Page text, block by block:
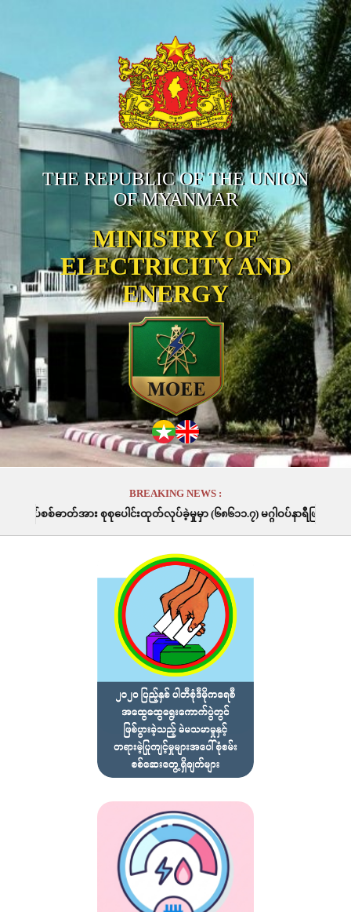
THE REPUBLIC OF THE UNION
OF MYANMAR
MINISTRY OF
ELECTRICITY AND
ENERGY
BREAKING NEWS :
င်းထုတ်လုပ်ခဲ့မှုမှာ (၆၈၆၁၁.၇) မဂ္ဂါဝပ်နာရီဖြစ်ပါသည်။